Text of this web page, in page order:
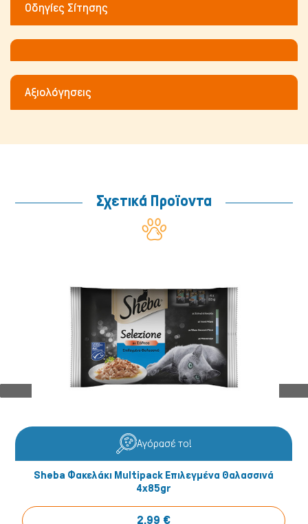
Ψάρια/Ερπετά
Οδηγίες Σίτησης
Αξιολόγησεις
Σχετικά Προϊοντα
Αγόρασέ το!
Sheba Φακελάκι Multipack Επιλεγμένα Θαλασσινά
4x85gr
2,99 €